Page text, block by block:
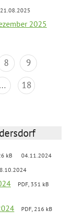
21.08.2025
2025
8
9
... 18
kB 04.11.2024
PDF, 351 kB
PDF, 216 kB